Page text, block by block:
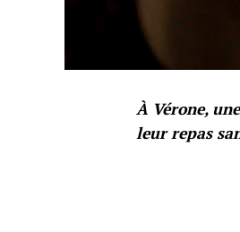
À Vérone,
leur repas